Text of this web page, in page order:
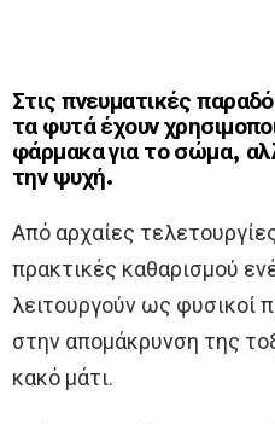
Στις πνευματικές
τα φυτά έχουν
φάρμακα για το σώμα,
την ψυχή.
Από αρχαίες
πρακτικές καθαρισμού
λειτουργούν ως φυσικοί
στην απομάκρυνση της
κακό μάτι.